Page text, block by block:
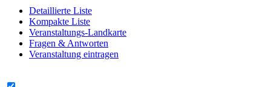
Detaillierte Liste
Kompakte Liste
Veranstaltungs-Landkarte
Fragen & Antworten
Veranstaltung eintragen